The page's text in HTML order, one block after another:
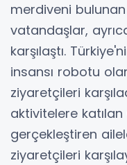
merdiveni bulunan
vatandaşlar,
karşılaştı.
insansı robotu
ziyaretçileri
aktivitelere katılan
gerçekleştiren
ziyaretçileri